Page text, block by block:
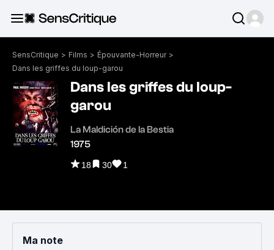
SensCritique > Films > Épouvante-Horreur >
Dans les griffes du loup-garou
Dans les griffes du loup-
garou
La Maldición de la Bestia
1975
18 30 1
Ma note